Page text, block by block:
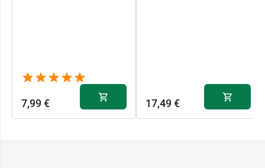
7,99 € 17,49 €